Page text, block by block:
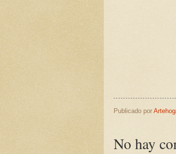
Publicado por
No hay